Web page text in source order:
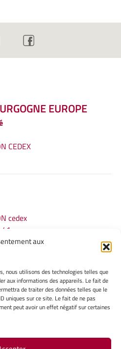
aux
nous utilisons des technologies telles que
aux informations des appareils. Le fait de
de traiter des données telles que le
uniques sur ce site. Le fait de ne pas
peut avoir un effet négatif sur certaines
EUROPE
CEDEX
cedex
bourgogne.fr